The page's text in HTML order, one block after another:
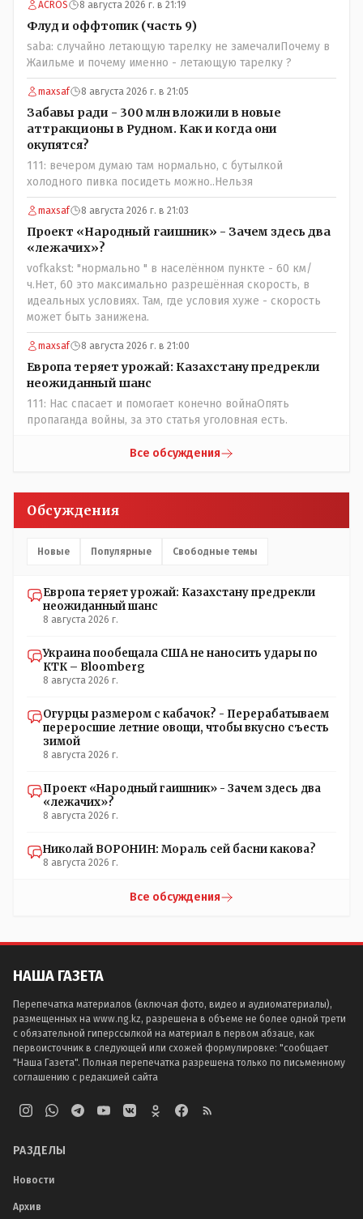
Общественному объединению на не корректность
высказываний о вас в том тоне в котором была та
публикация.В комментарии от ОО было и мнение, и
факт. На мнение я ответил там же. В том же тоне
отвечать не намерен, но акценты расставил. А вот факт
нужно было проверить. Что мы и сделали. И если это вы
называете зависимостью, то у меня другое
представление об этом термине.
ACROS 8 августа 2026 г. в 21:19
Флуд и оффтопик (часть 9)
saba: случайно летающую тарелку не замечалиПочему в
Жаильме и почему именно - летающую тарелку ?
maxsaf 8 августа 2026 г. в 21:05
Забавы ради - 300 млн вложили в новые
аттракционы в Рудном. Как и когда они
окупятся?
111: вечером думаю там нормально, с бутылкой
холодного пивка посидеть можно..Нельзя
maxsaf 8 августа 2026 г. в 21:03
Проект «Народный гаишник» - Зачем здесь два
«лежачих»?
vofkakst: "нормально " в населённом пункте - 60 км/
ч.Нет, 60 это максимально разрешённая скорость, в
идеальных условиях. Там, где условия хуже - скорость
может быть занижена.
maxsaf 8 августа 2026 г. в 21:00
Европа теряет урожай: Казахстану предрекли
неожиданный шанс
111: Нас спасает и помогает конечно войнаОпять
пропаганда войны, за это статья уголовная есть.
Все обсуждения
Обсуждения
Новые Популярные Свободные темы
Европа теряет урожай: Казахстану предрекли
неожиданный шанс
8 августа 2026 г.
Украина пообещала США не наносить удары по
КТК – Bloomberg
8 августа 2026 г.
Огурцы размером с кабачок? - Перерабатываем
переросшие летние овощи, чтобы вкусно съесть
зимой
8 августа 2026 г.
Проект «Народный гаишник» - Зачем здесь два
«лежачих»?
8 августа 2026 г.
Николай ВОРОНИН: Мораль сей басни какова?
8 августа 2026 г.
Все обсуждения
НАША ГАЗЕТА
Перепечатка материалов (включая фото, видео и аудиоматериалы),
размещенных на www.ng.kz, разрешена в объеме не более одной трети
с обязательной гиперссылкой на материал в первом абзаце, как
первоисточник в следующей или схожей формулировке: "сообщает
"Наша Газета". Полная перепечатка разрешена только по письменному
соглашению с редакцией сайта
РАЗДЕЛЫ
Новости
Архив